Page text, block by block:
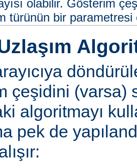
olabilir. Gösterim
türünün bir parametresi
çeşidini (varsa)
algoritmayı
pek de